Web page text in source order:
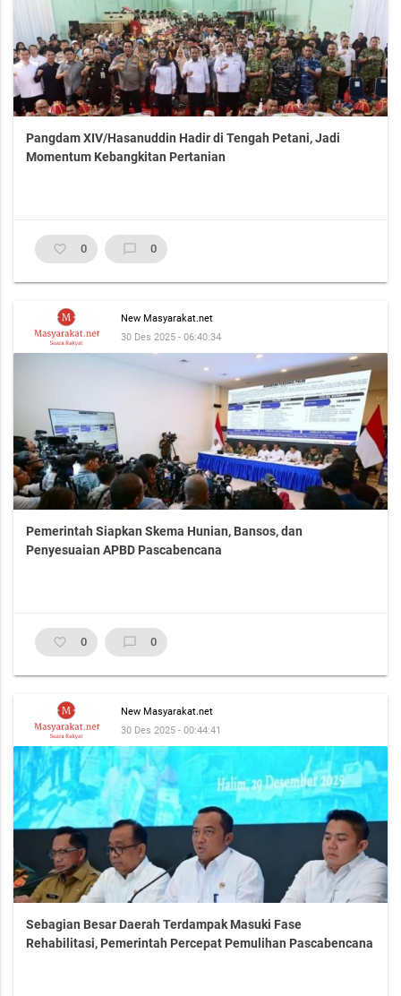
Pangdam XIV/Hasanuddin Hadir di Tengah Petani, Jadi
Momentum Kebangkitan Pertanian
favorite_border 0 chat_bubble_outline 0
New Masyarakat.net
30 Des 2025 - 06:40:34
Pemerintah Siapkan Skema Hunian, Bansos, dan
Penyesuaian APBD Pascabencana
favorite_border 0 chat_bubble_outline 0
New Masyarakat.net
30 Des 2025 - 00:44:41
Sebagian Besar Daerah Terdampak Masuki Fase
Rehabilitasi, Pemerintah Percepat Pemulihan Pascabencana